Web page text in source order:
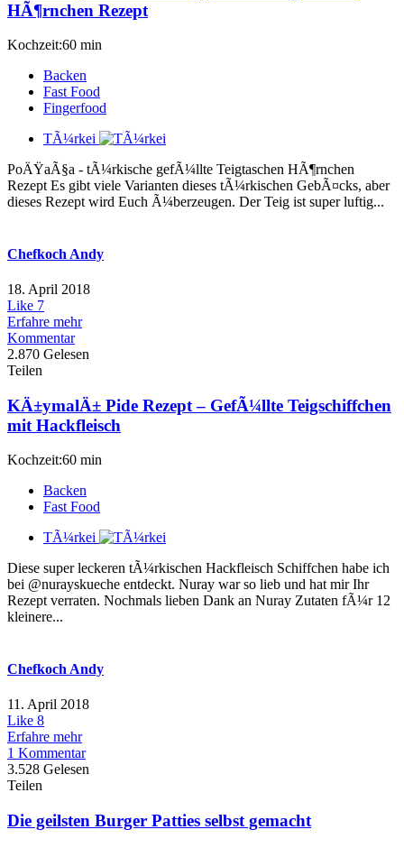
HÃ¶rnchen Rezept
Kochzeit:60 min
Backen
Fast Food
Fingerfood
TÃ¼rkei
PoÄŸaÃ§a - tÃ¼rkische gefÃ¼llte Teigtaschen HÃ¶rnchen
Rezept Es gibt viele Varianten dieses tÃ¼rkischen GebÃ¤cks, aber
dieses Rezept wird Euch Ã¼berzeugen. Der Teig ist super luftig...
Chefkoch Andy
18. April 2018
Like 7
Erfahre mehr
Kommentar
2.870 Gelesen
Teilen
KÄ±ymalÄ± Pide Rezept – GefÃ¼llte Teigschiffchen
mit Hackfleisch
Kochzeit:60 min
Backen
Fast Food
TÃ¼rkei
Diese super leckeren tÃ¼rkischen Hackfleisch Schiffchen habe ich
bei @nurayskueche entdeckt. Nuray war so lieb und hat mir Ihr
Rezept verraten. Nochmals lieben Dank an Nuray Zutaten fÃ¼r 12
kleinere...
Chefkoch Andy
11. April 2018
Like 8
Erfahre mehr
1 Kommentar
3.528 Gelesen
Teilen
Die geilsten Burger Patties selbst gemacht